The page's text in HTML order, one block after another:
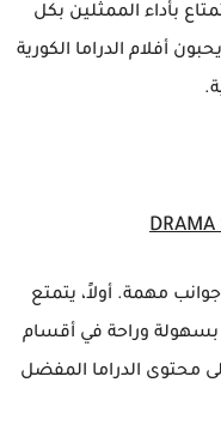
بأداء الممثلين بكل
أفلام الدراما الكورية
مهمة. أولاً، يتمتع
وراحة في أقسام
محتوى الدراما المفضل